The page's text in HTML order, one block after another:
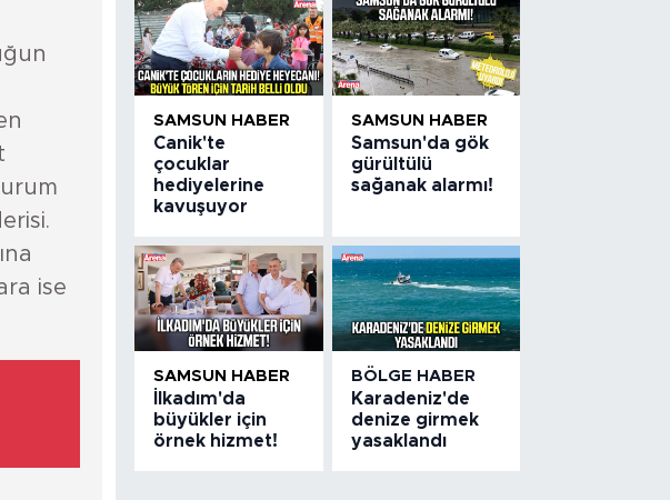
ise
SAMSUN HABER
Canik'te
çocuklar
hediyelerine
kavuşuyor
SAMSUN HABER
Samsun'da gök
gürültülü
sağanak alarmı!
SAMSUN HABER
İlkadım'da
büyükler için
örnek hizmet!
BÖLGE HABER
Karadeniz'de
denize girmek
yasaklandı